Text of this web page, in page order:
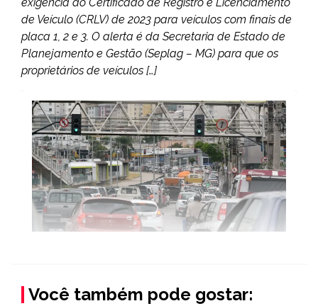
de Veículo (CRLV) de 2023 para veículos com finais de
placa 1, 2 e 3. O alerta é da Secretaria de Estado de
Planejamento e Gestão (Seplag – MG) para que os
proprietários de veículos […]
Você também pode gostar: